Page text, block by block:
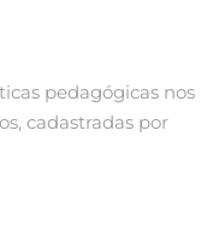
pedagógicas nos
cadastradas por